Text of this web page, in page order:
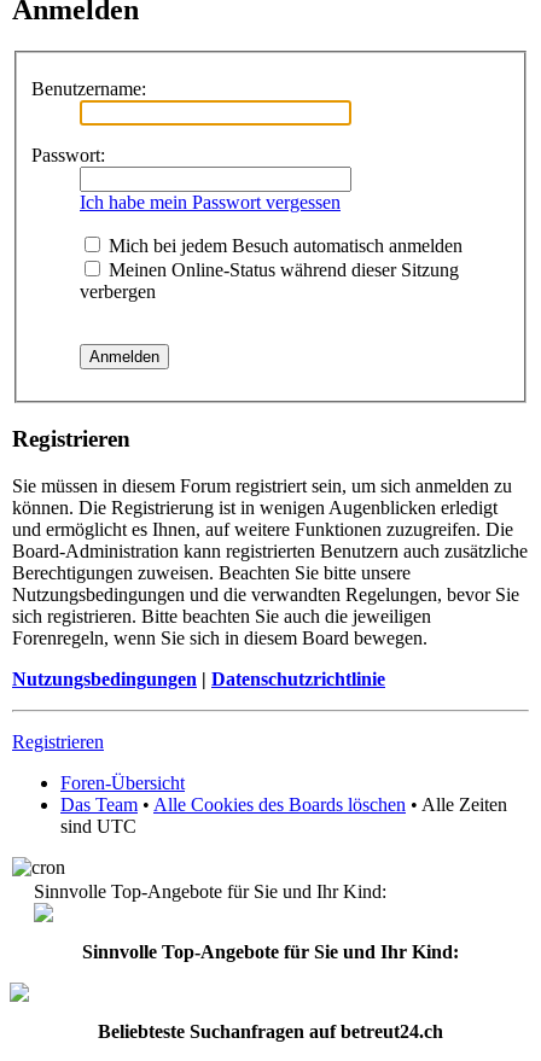
Anmelden
Benutzername:
Passwort:
Ich habe mein Passwort vergessen
Mich bei jedem Besuch automatisch anmelden
Meinen Online-Status während dieser Sitzung
verbergen
Registrieren
Sie müssen in diesem Forum registriert sein, um sich anmelden zu
können. Die Registrierung ist in wenigen Augenblicken erledigt
und ermöglicht es Ihnen, auf weitere Funktionen zuzugreifen. Die
Board-Administration kann registrierten Benutzern auch zusätzliche
Berechtigungen zuweisen. Beachten Sie bitte unsere
Nutzungsbedingungen und die verwandten Regelungen, bevor Sie
sich registrieren. Bitte beachten Sie auch die jeweiligen
Forenregeln, wenn Sie sich in diesem Board bewegen.
Nutzungsbedingungen | Datenschutzrichtlinie
Registrieren
Foren-Übersicht
Das Team • Alle Cookies des Boards löschen • Alle Zeiten
sind UTC
Sinnvolle Top-Angebote für Sie und Ihr Kind:
Sinnvolle Top-Angebote für Sie und Ihr Kind:
Beliebteste Suchanfragen aufbetreut24.ch